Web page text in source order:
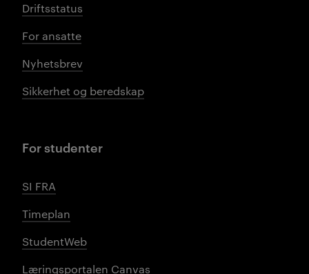
Driftsstatus
For ansatte
Nyhetsbrev
Sikkerhet og beredskap
For studenter
SI FRA
Timeplan
StudentWeb
Læringsportalen Canvas